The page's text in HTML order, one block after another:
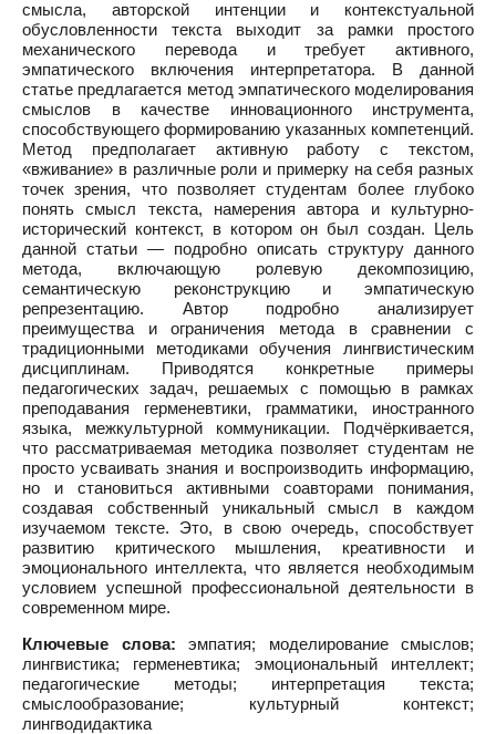
смысла, авторской интенции и контекстуальной
обусловленности текста выходит за рамки простого
механического перевода и требует активного,
эмпатического включения интерпретатора. В данной
статье предлагается метод эмпатического моделирования
смыслов в качестве инновационного инструмента,
способствующего формированию указанных компетенций.
Метод предполагает активную работу с текстом,
«вживание» в различные роли и примерку на себя разных
точек зрения, что позволяет студентам более глубоко
понять смысл текста, намерения автора и культурно-
исторический контекст, в котором он был создан. Цель
данной статьи — подробно описать структуру данного
метода, включающую ролевую декомпозицию,
семантическую реконструкцию и эмпатическую
репрезентацию. Автор подробно анализирует
преимущества и ограничения метода в сравнении с
традиционными методиками обучения лингвистическим
дисциплинам. Приводятся конкретные примеры
педагогических задач, решаемых с помощью в рамках
преподавания герменевтики, грамматики, иностранного
языка, межкультурной коммуникации. Подчёркивается,
что рассматриваемая методика позволяет студентам не
просто усваивать знания и воспроизводить информацию,
но и становиться активными соавторами понимания,
создавая собственный уникальный смысл в каждом
изучаемом тексте. Это, в свою очередь, способствует
развитию критического мышления, креативности и
эмоционального интеллекта, что является необходимым
условием успешной профессиональной деятельности в
современном мире.
Ключевые слова: эмпатия; моделирование смыслов;
лингвистика; герменевтика; эмоциональный интеллект;
педагогические методы; интерпретация текста;
смыслообразование; культурный контекст;
лингводидактика